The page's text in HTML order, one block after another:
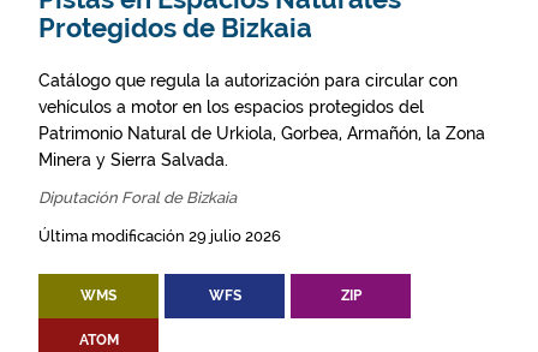
Protegidos de Bizkaia
Catálogo que regula la autorización para circular con
vehículos a motor en los espacios protegidos del
Patrimonio Natural de Urkiola, Gorbea, Armañón, la Zona
Minera y Sierra Salvada.
Diputación Foral de Bizkaia
Última modificación 29 julio 2026
WMS WFS ZIP
ATOM